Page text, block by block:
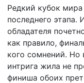
Редкий кубок
последнего
обладателя
как правило,
кого сомнений.
интрига жила не
финиша обоих